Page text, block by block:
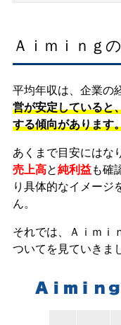
Ａｉｍｉｎｇ
平均年収は、企業の
営が安定していると
する傾向があります
あくまで目安にはな
売上高と純利益も確
り具体的なイメージ
ん。
それでは、Ａｉｍｉ
ついてを見ていきま